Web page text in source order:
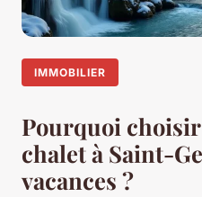
IMMOBILIER
Pourquoi
chalet à Saint-
vacances ?